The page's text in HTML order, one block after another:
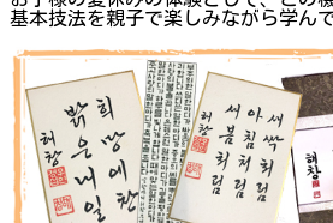
基本技法を親子で楽しみながら学ん